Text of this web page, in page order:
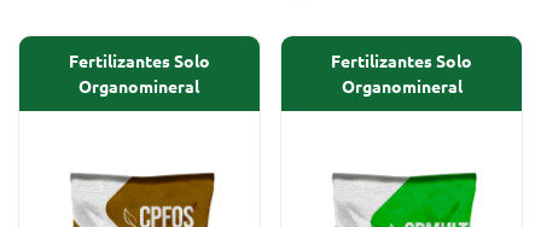
Fertilizantes Solo
Organomineral
Fertilizantes Solo
Organomineral